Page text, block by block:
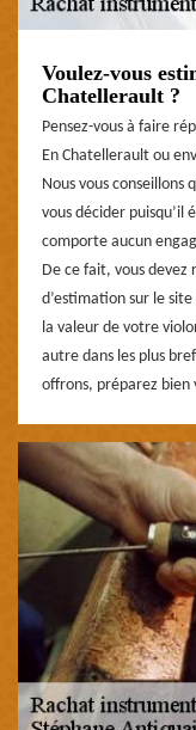
Voulez-vous
Chatellerault ?
Pensez-vous à faire
En Chatellerault ou
Nous vous conseillons
vous décider
comporte aucun
De ce fait, vous
d’estimation sur le
la valeur de votre
autre dans les plus
offrons, préparez bien